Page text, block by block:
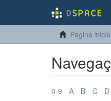
Página inicial
0-9 A B C D